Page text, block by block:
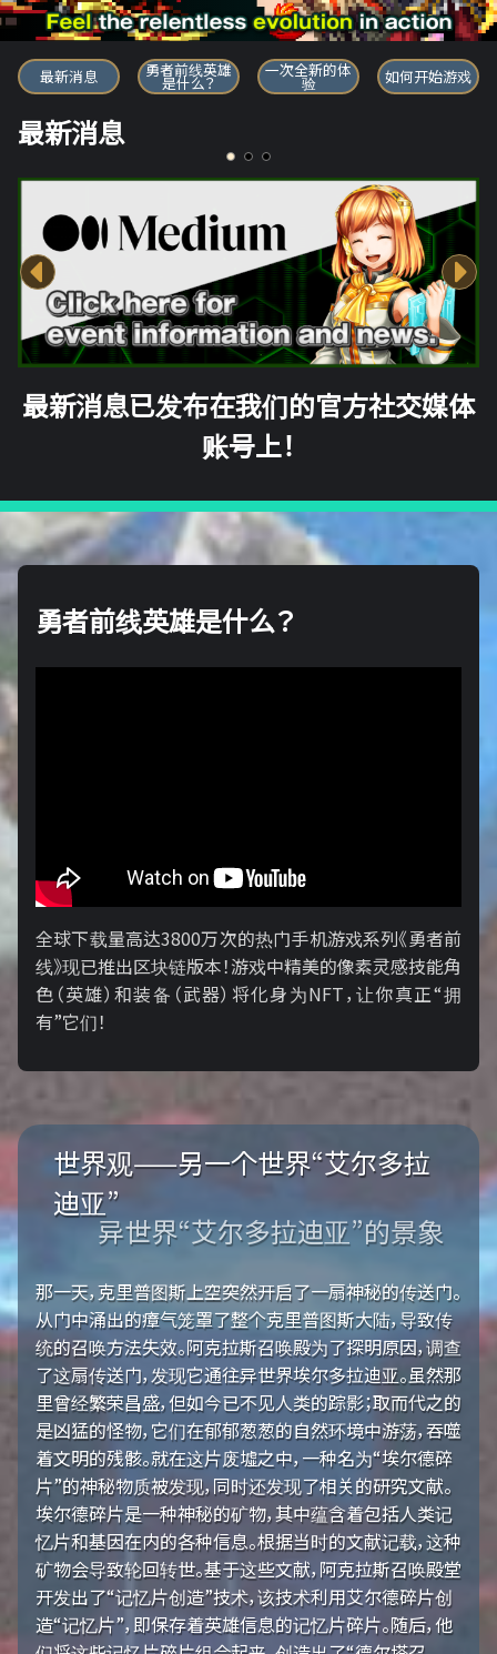
勇者前线英雄
最新消息 勇者前线英雄
是什么？
一次全新的体
验 如何开始游戏
最新消息
最新消息已发布在我们的官方社交媒体
账号上！
勇者前线英雄是什么？
全球下载量高达3800万次的热门手机游戏系列《勇者前
线》现已推出区块链版本！游戏中精美的像素灵感技能角
色（英雄）和装备（武器）将化身为NFT，让你真正“拥
有”它们！
世界观——另一个世界“艾尔多拉
迪亚”
异世界“艾尔多拉迪亚”的景象
那一天，克里普图斯上空突然开启了一扇神秘的传送门。
从门中涌出的瘴气笼罩了整个克里普图斯大陆，导致传
统的召唤方法失效。阿克拉斯召唤殿为了探明原因，调查
了这扇传送门，发现它通往异世界埃尔多拉迪亚。虽然那
里曾经繁荣昌盛，但如今已不见人类的踪影；取而代之的
是凶猛的怪物，它们在郁郁葱葱的自然环境中游荡，吞噬
着文明的残骸。就在这片废墟之中，一种名为“埃尔德碎
片”的神秘物质被发现，同时还发现了相关的研究文献。
埃尔德碎片是一种神秘的矿物，其中蕴含着包括人类记
忆片和基因在内的各种信息。根据当时的文献记载，这种
矿物会导致轮回转世。基于这些文献，阿克拉斯召唤殿堂
开发出了“记忆片创造”技术，该技术利用艾尔德碎片创
造“记忆片”，即保存着英雄信息的记忆片碎片。随后，他